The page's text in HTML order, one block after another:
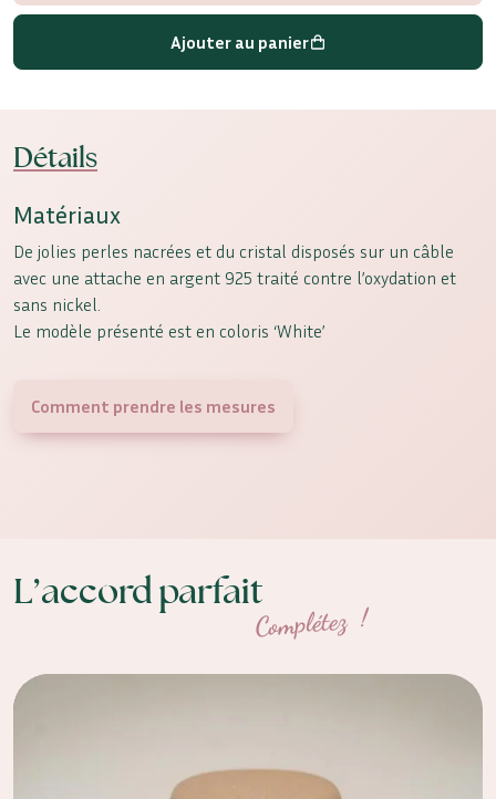
Ajouter au panier
Détails
Matériaux
De jolies perles nacrées et du cristal disposés sur un câble
avec une attache en argent 925 traité contre l’oxydation et
sans nickel.
Le modèle présenté est en coloris ‘White’
Comment prendre les mesures
L’accord parfait
Complétez !